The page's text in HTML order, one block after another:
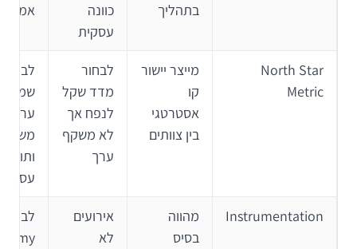
בתהליך
כוונה
עסקית
North Star
Metric
מייצר יישור
קו
אסטרטגי
בין צוותים
לבחור
מדד שקל
לנפח אך
לא משקף
ערך
ערך
עסקית
Instrumentation
מהווה
בסיס
אירועים
לא
לבנות